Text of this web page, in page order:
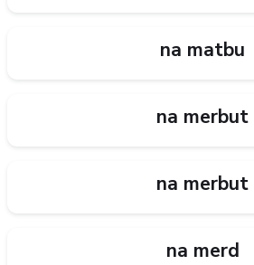
na matbu
na merbut
na merbut
na merd